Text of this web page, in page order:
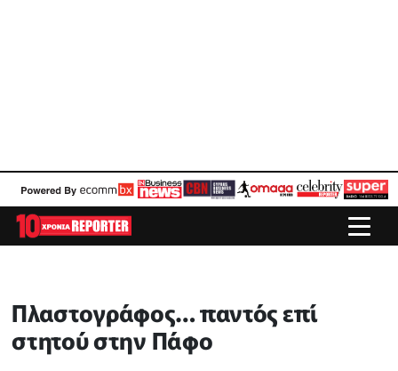
Πλαστογράφος… παντός επί
στητού στην Πάφο